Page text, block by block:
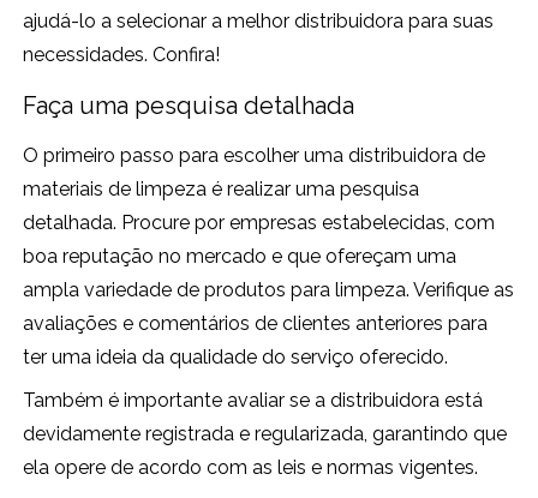
ajudá-lo a selecionar a melhor distribuidora para suas
necessidades. Confira!
Faça uma pesquisa detalhada
O primeiro passo para escolher uma distribuidora de
materiais de limpeza é realizar uma pesquisa
detalhada. Procure por empresas estabelecidas, com
boa reputação no mercado e que ofereçam uma
ampla variedade de produtos para limpeza. Verifique as
avaliações e comentários de clientes anteriores para
ter uma ideia da qualidade do serviço oferecido.
Também é importante avaliar se a distribuidora está
devidamente registrada e regularizada, garantindo que
ela opere de acordo com as leis e normas vigentes.